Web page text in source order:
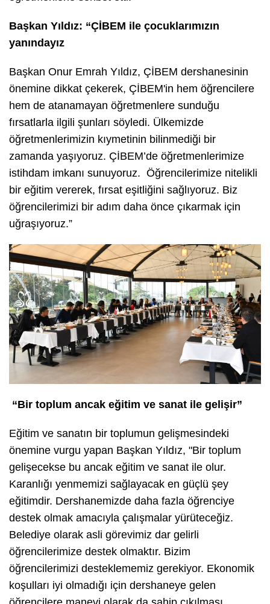
Başkan Yıldız: “ÇİBEM ile çocuklarımızın
yanındayız
Başkan Onur Emrah Yıldız, ÇİBEM dershanesinin
önemine dikkat çekerek, ÇİBEM'in hem öğrencilere
hem de atanamayan öğretmenlere sunduğu
fırsatlarla ilgili şunları söyledi. Ülkemizde
öğretmenlerimizin kıymetinin bilinmediği bir
zamanda yaşıyoruz. ÇİBEM’de öğretmenlerimize
istihdam imkanı sunuyoruz. Öğrencilerimize nitelikli
bir eğitim vererek, fırsat eşitliğini sağlıyoruz. Biz
öğrencilerimizi bir adım daha önce çıkarmak için
uğraşıyoruz.”
“Bir toplum ancak eğitim ve sanat ile gelişir”
Eğitim ve sanatın bir toplumun gelişmesindeki
önemine vurgu yapan Başkan Yıldız, "Bir toplum
gelişecekse bu ancak eğitim ve sanat ile olur.
Karanlığı yenmemizi sağlayacak en güçlü şey
eğitimdir. Dershanemizde daha fazla öğrenciye
destek olmak amacıyla çalışmalar yürüteceğiz.
Belediye olarak asli görevimiz dar gelirli
öğrencilerimize destek olmaktır. Bizim
öğrencilerimizi desteklememiz gerekiyor. Ekonomik
koşulları iyi olmadığı için dershaneye gelen